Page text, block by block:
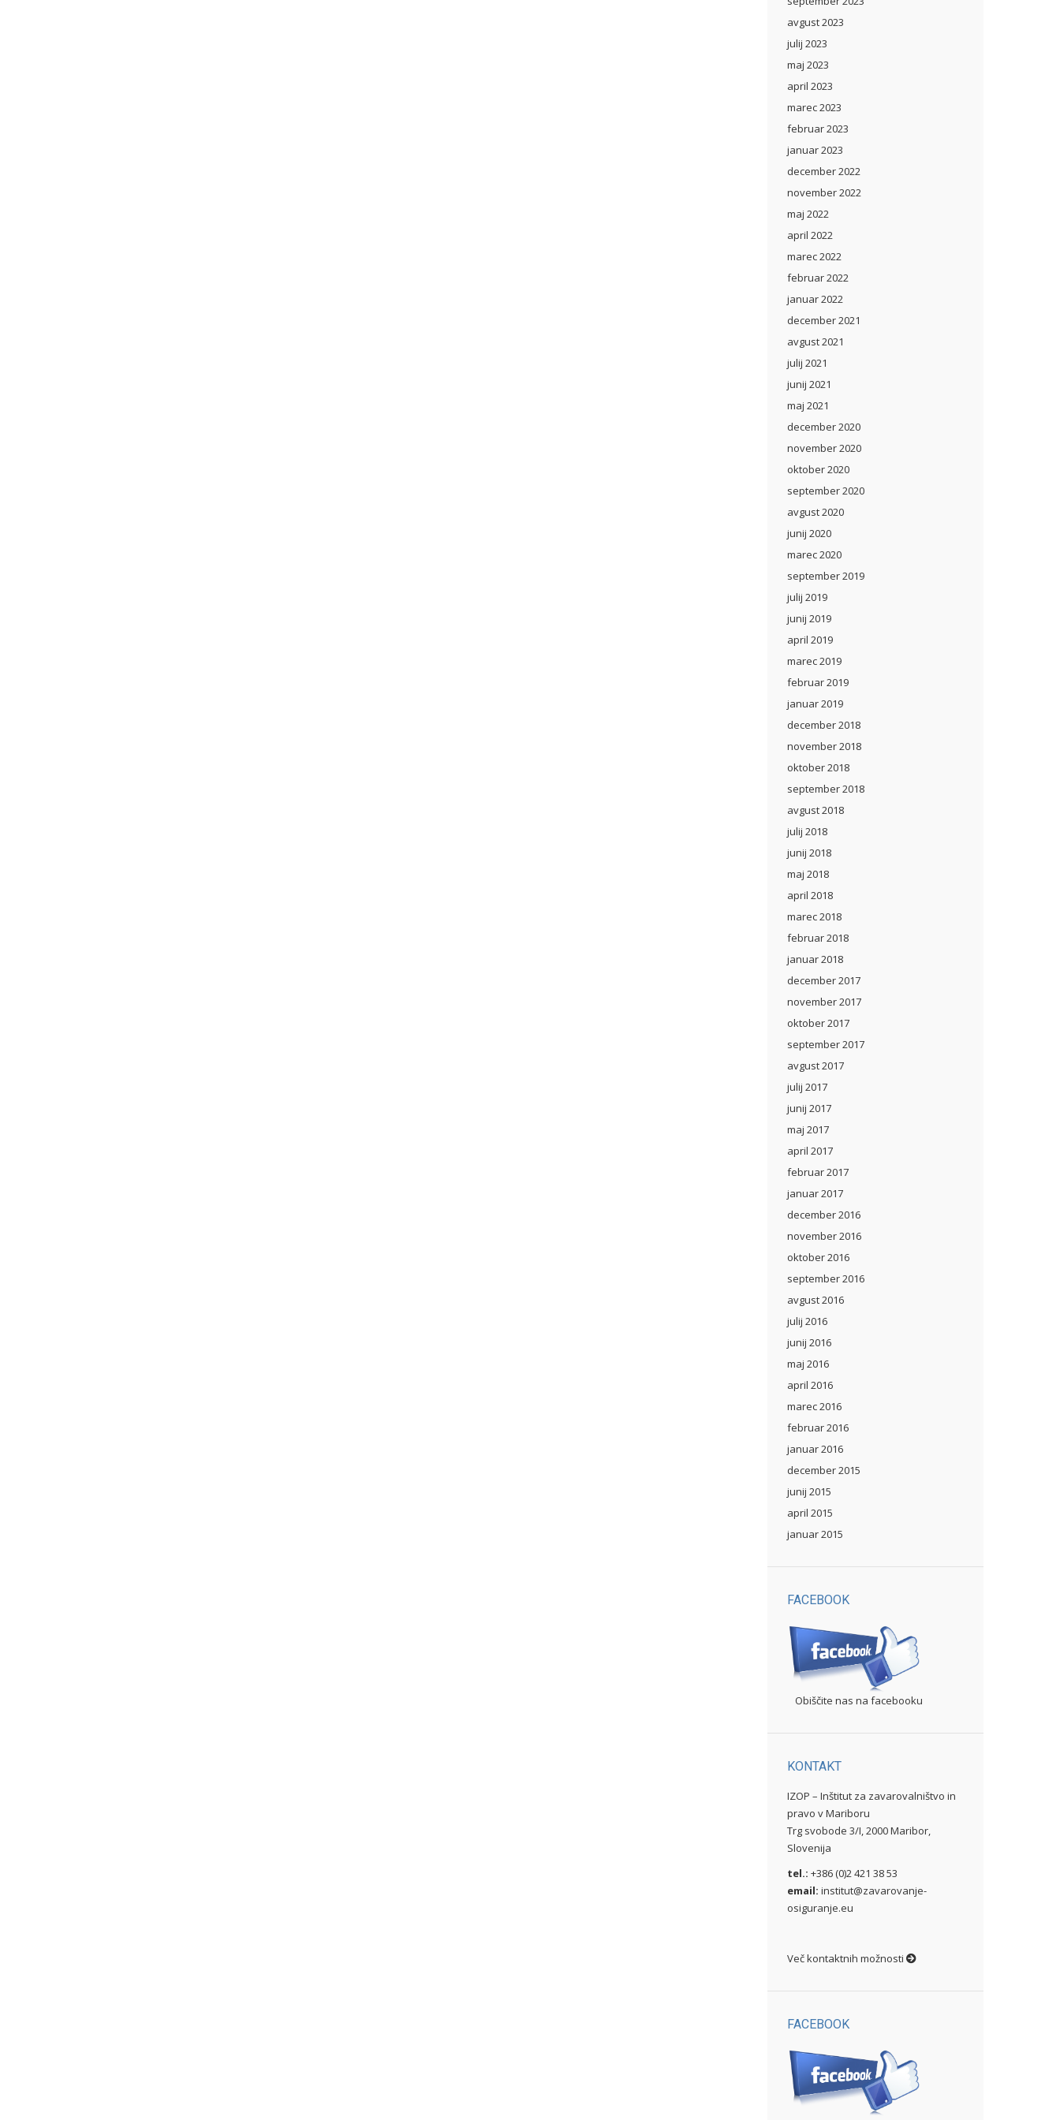
avgust 2023
julij 2023
maj 2023
april 2023
marec 2023
februar 2023
januar 2023
december 2022
november 2022
maj 2022
april 2022
marec 2022
februar 2022
januar 2022
december 2021
avgust 2021
julij 2021
junij 2021
maj 2021
december 2020
november 2020
oktober 2020
september 2020
avgust 2020
junij 2020
marec 2020
september 2019
julij 2019
junij 2019
april 2019
marec 2019
februar 2019
januar 2019
december 2018
november 2018
oktober 2018
september 2018
avgust 2018
julij 2018
junij 2018
maj 2018
april 2018
marec 2018
februar 2018
januar 2018
december 2017
november 2017
oktober 2017
september 2017
avgust 2017
julij 2017
junij 2017
maj 2017
april 2017
februar 2017
januar 2017
december 2016
november 2016
oktober 2016
september 2016
avgust 2016
julij 2016
junij 2016
maj 2016
april 2016
marec 2016
februar 2016
januar 2016
december 2015
junij 2015
april 2015
januar 2015
FACEBOOK
Obiščite nas na facebooku
KONTAKT
IZOP – Inštitut za zavarovalništvo in
pravo v Mariboru
Trg svobode 3/I, 2000 Maribor,
Slovenija
tel.: +386 (0)2 421 38 53
email: institut@zavarovanje-
osiguranje.eu
Več kontaktnih možnosti
FACEBOOK